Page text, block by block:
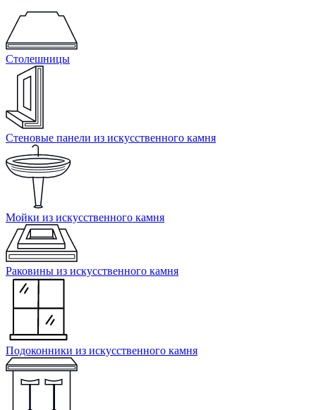
Столешницы
Стеновые панели из искусственного камня
Мойки из искусственного камня
Раковины из искусственного камня
Подоконники из искусственного камня